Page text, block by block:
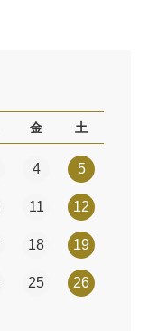
金 土
4 5
11 12
18 19
25 26